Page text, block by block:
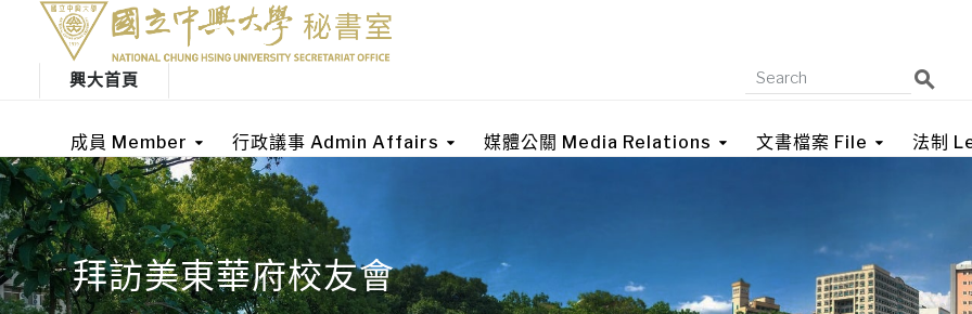
興大首頁
成員 Member 行政議事 Admin Affairs 媒體公關 Media Relations 文書檔案 File 法制
拜訪美東華府校友會